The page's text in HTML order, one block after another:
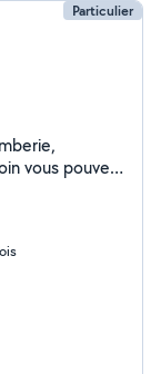
Particulier
vous pouvez